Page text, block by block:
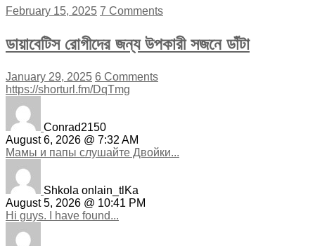
February 15, 2025 7 Comments
ডায়াবেটিস রোগীদের জন্য উপকারী সজনে ডাঁটা
January 29, 2025 6 Comments
https://shorturl.fm/DqTmg
Conrad2150
August 6, 2026 @ 7:32 AM
Мамы и папы слушайте Двойки...
Shkola onlain_tlKa
August 5, 2026 @ 10:41 PM
Hi guys. I have found...